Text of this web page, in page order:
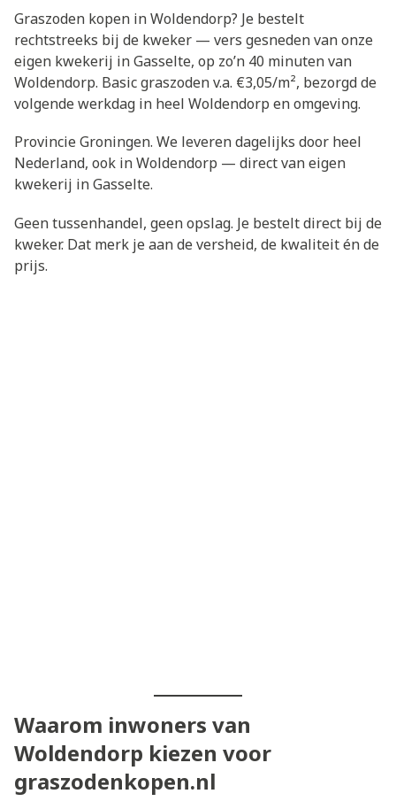
Graszoden kopen in Woldendorp? Je bestelt
rechtstreeks bij de kweker — vers gesneden van onze
eigen kwekerij in Gasselte, op zo’n 40 minuten van
Woldendorp. Basic graszoden v.a. €3,05/m², bezorgd de
volgende werkdag in heel Woldendorp en omgeving.
Provincie Groningen. We leveren dagelijks door heel
Nederland, ook in Woldendorp — direct van eigen
kwekerij in Gasselte.
Geen tussenhandel, geen opslag. Je bestelt direct bij de
kweker. Dat merk je aan de versheid, de kwaliteit én de
prijs.
Waarom inwoners van
Woldendorp kiezen voor
graszodenkopen.nl